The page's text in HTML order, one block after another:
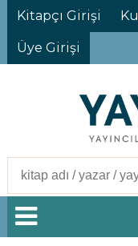
Kitapçı Girişi
Üye Girişi